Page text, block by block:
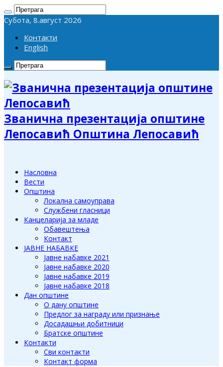
Субота, 8.август 2026
Контакти
English
Званична презентација општине
Лепосавић Општина Лепосавић
Насловна
Вести
Општина
Локална самоуправа
Службени гласници
Канцеларија за младе
Обавештења
Контакт
ЈАВНЕ НАБАВКЕ
Јавне набавке 2021
Јавне набавке 2020
Јавне набавке 2019
Јавне набавке 2018
Дан општине
О дану општине
Предлог за награду или признање
Досадашњи добитници
Братске општине
Контакти
Сви контакти
Контакт форма